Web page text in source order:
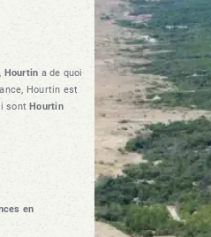
Hourtin a de quoi
Hourtin est
sontHourtin
en